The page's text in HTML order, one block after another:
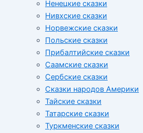
Ненецкие сказки
Нивхские сказки
Норвежские сказки
Польские сказки
Прибалтийские сказки
Cаамские сказки
Сербские сказки
Сказки народов Америки
Тайские сказки
Татарские сказки
Туркменские сказки